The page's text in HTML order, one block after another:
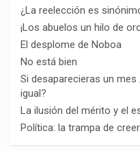
¿La reelección es
¡Los abuelos un hilo de
El desplome de Noboa
No está bien
Si desaparecieras un
igual?
La ilusión del mérito y el
Política: la trampa de